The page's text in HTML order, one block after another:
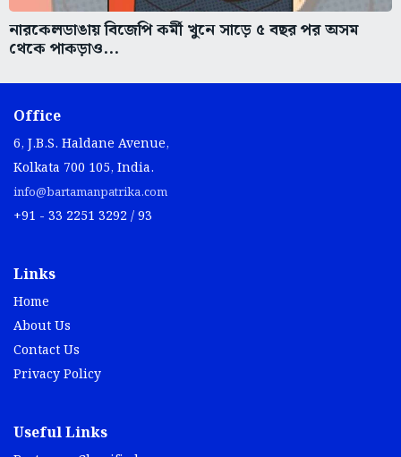
নারকেলডাঙায় বিজেপি কর্মী খুনে সাড়ে ৫ বছর পর অসম
থেকে পাকড়াও...
Office
6, J.B.S. Haldane Avenue,
Kolkata 700 105, India.
info@bartamanpatrika.com
+91 - 33 2251 3292 / 93
Links
Home
About Us
Contact Us
Privacy Policy
Useful Links